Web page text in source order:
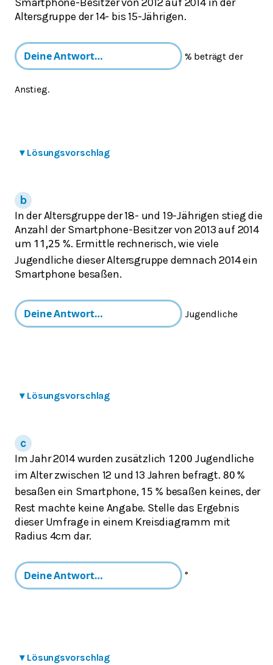
Smartphone-Besitzer von 2012 auf 2014 in der
Altersgruppe der 14- bis 15-Jährigen.
% beträgt der
Anstieg.
▾ Lösungsvorschlag
In der Altersgruppe der 18- und 19-Jährigen stieg die
Anzahl der Smartphone-Besitzer von 2013 auf 2014
um 11,25 %. Ermittle rechnerisch, wie viele
Jugendliche dieser Altersgruppe demnach 2014 ein
Smartphone besaßen.
Jugendliche
▾ Lösungsvorschlag
Im Jahr 2014 wurden zusätzlich 1200 Jugendliche
im Alter zwischen 12 und 13 Jahren befragt. 80 %
besaßen ein Smartphone, 15 % besaßen keines, der
Rest machte keine Angabe. Stelle das Ergebnis
dieser Umfrage in einem Kreisdiagramm mit
Radius 4cm dar.
°
▾ Lösungsvorschlag